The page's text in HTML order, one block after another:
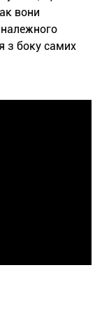
вони
з боку самих